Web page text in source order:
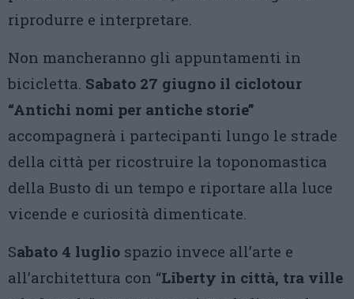
riprodurre e interpretare.
Non mancheranno gli appuntamenti in
bicicletta. Sabato 27 giugno il ciclotour
“Antichi nomi per antiche storie”
accompagnerà i partecipanti lungo le strade
della città per ricostruire la toponomastica
della Busto di un tempo e riportare alla luce
vicende e curiosità dimenticate.
Sabato 4 luglio spazio invece all’arte e
all’architettura con “Liberty in città, tra ville